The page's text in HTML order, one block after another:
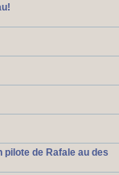
pilote de Rafale au des